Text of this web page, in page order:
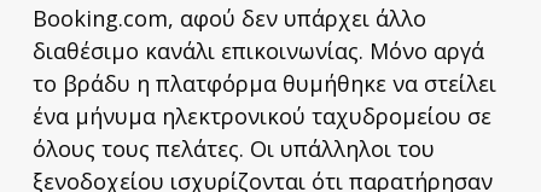
Booking.com, αφού δεν υπάρχει άλλο
διαθέσιμο κανάλι επικοινωνίας. Μόνο αργά
το βράδυ η πλατφόρμα θυμήθηκε να στείλει
ένα μήνυμα ηλεκτρονικού ταχυδρομείου σε
όλους τους πελάτες. Οι υπάλληλοι του
ξενοδοχείου ισχυρίζονται ότι παρατήρησαν